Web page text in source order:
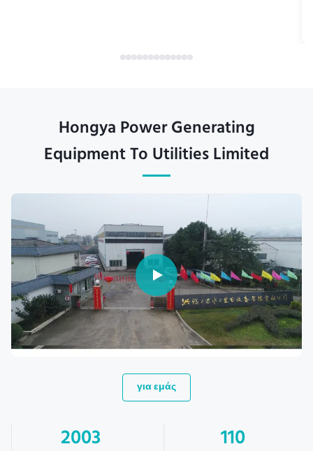
Hongya Power Generating
Equipment To Utilities Limited
για εμάς
2003 110